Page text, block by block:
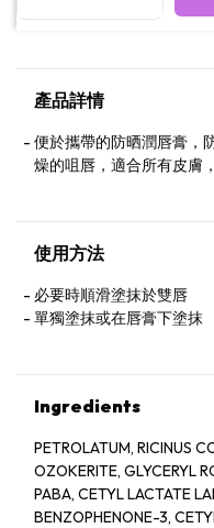
產品詳情
便於攜帶的防晒潤唇膏，
燥的咀唇，適合所有皮膚
使用方法
必要時順滑塗抹於雙唇
單獨塗抹或在唇膏下塗抹
Ingredients
PETROLATUM, RICINUS
OZOKERITE, GLYCERYL
PABA, CETYL LACTATE LANOLIN OIL,
BENZOPHENONE-3,